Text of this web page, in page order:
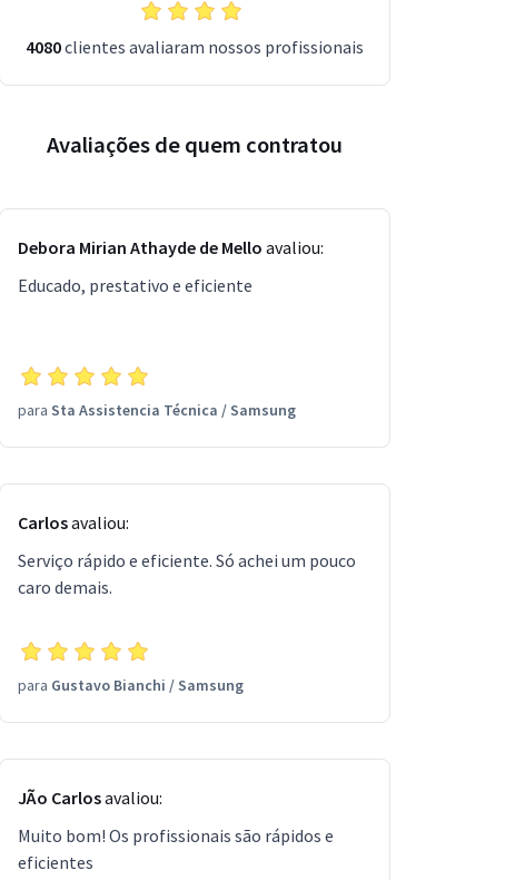
4080clientes avaliaram nossos profissionais
Avaliações de quem contratou
Debora Mirian Athayde de Mello avaliou:
Educado, prestativo e eficiente
para Sta Assistencia Técnica /Samsung
Carlosavaliou:
Serviço rápido e eficiente. Só achei um pouco
caro demais.
para Gustavo Bianchi /Samsung
JÃo Carlosavaliou:
Muito bom! Os profissionais são rápidos e
eficientes